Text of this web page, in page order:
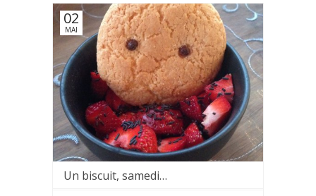
02
MAI
Un biscuit, samedi…